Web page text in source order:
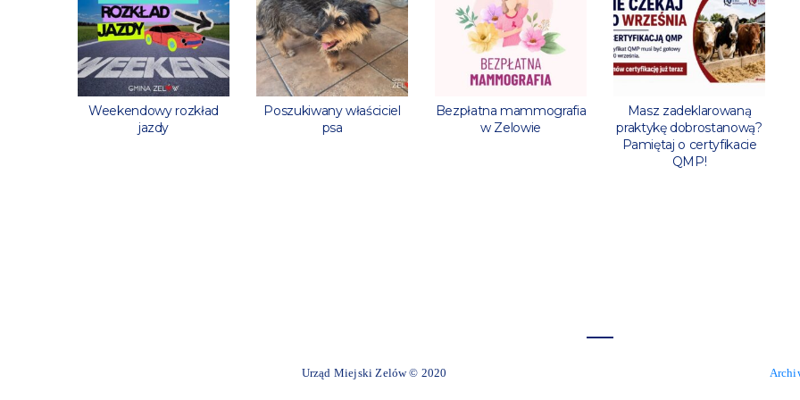
Weekendowy rozkład
jazdy
Poszukiwany właściciel
psa
Bezpłatna mammografia
w Zelowie
Masz zadeklarowaną
praktykę dobrostanową?
Pamiętaj o certyfikacie
QMP!
Urząd Miejski Zelów © 2020